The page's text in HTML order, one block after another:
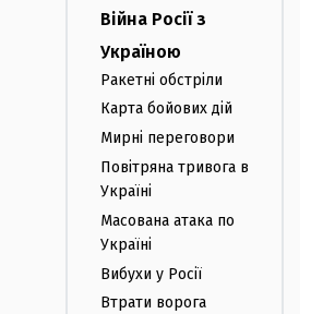
Війна Росії з
Україною
Ракетні обстріли
Карта бойових дій
Мирні переговори
Повітряна тривога в
Україні
Масована атака по
Україні
Вибухи у Росії
Втрати ворога